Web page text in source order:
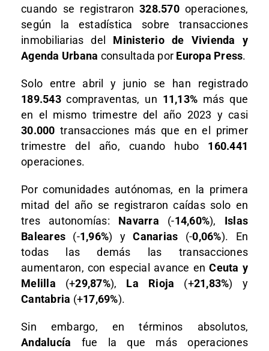
cuando se registraron328.570operaciones,
según la estadística sobre transacciones
inmobiliarias del Ministerio de Vivienda y
Agenda Urbana consultada por Europa Press.
Solo entre abril y junio se han registrado
189.543compraventas, un 11,13% más que
en el mismo trimestre del año 2023 y casi
30.000 transacciones más que en el primer
trimestre del año, cuando hubo 160.441
operaciones.
Por comunidades autónomas, en la primera
mitad del año se registraron caídas solo en
tres autonomías: Navarra (-14,60%), Islas
Baleares (-1,96%) yCanarias (-0,06%). En
todas las demás las transacciones
aumentaron, con especial avance enCeuta y
Melilla (+29,87%), La Rioja (+21,83%) y
Cantabria (+17,69%).
Sin embargo, en términos absolutos,
Andalucía fue la que más operaciones